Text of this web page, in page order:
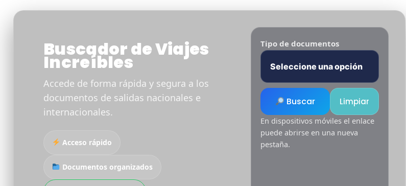
Buscador de Viajes
Increíbles
Accede de forma rápida y segura a los
documentos de salidas nacionales e
internacionales.
Acceso rápido
Documentos organizados
Tipo de documentos
Buscar Limpiar
En dispositivos móviles el enlace
puede abrirse en una nueva
pestaña.